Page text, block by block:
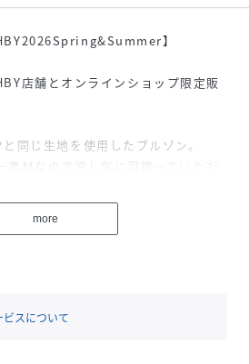
】
店舗とオンラインショップ限定販
同じ生地を使用したブルゾン。
素材なので涼し気に羽織っていただ
ルで始末しており、オーガンジー
、ジップを閉めてトップスとしても
ース刺繍を施したブルゾン。
more
スについて